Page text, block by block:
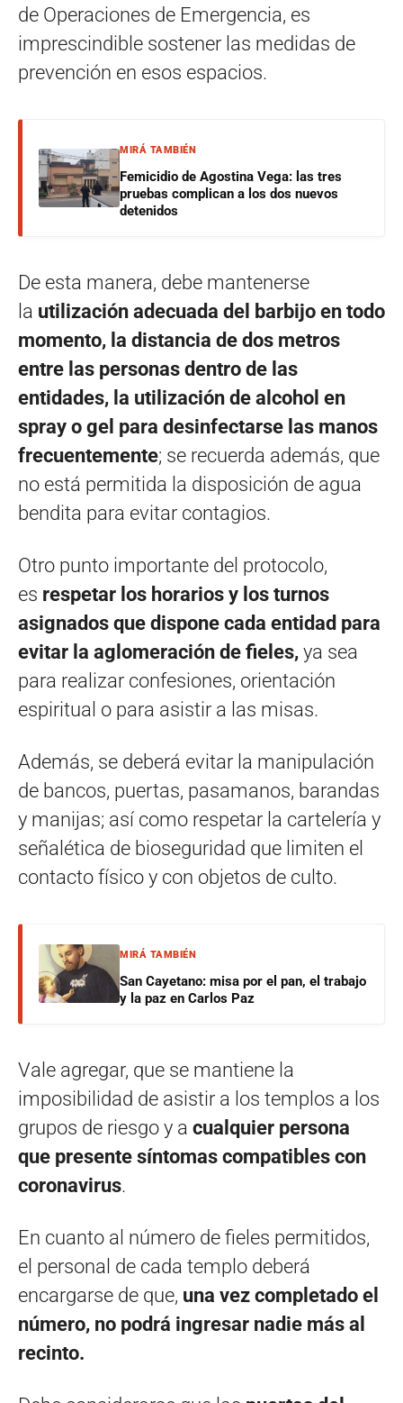
de Operaciones de Emergencia, es
imprescindible sostener las medidas de
prevención en esos espacios.
MIRÁ TAMBIÉN
Femicidio de Agostina Vega: las tres
pruebas complican a los dos nuevos
detenidos
De esta manera, debe mantenerse
la utilización adecuada del barbijo en todo
momento, la distancia de dos metros
entre las personas dentro de las
entidades, la utilización de alcohol en
spray o gel para desinfectarse las manos
frecuentemente; se recuerda además, que
no está permitida la disposición de agua
bendita para evitar contagios.
Otro punto importante del protocolo,
es respetar los horarios y los turnos
asignados que dispone cada entidad para
evitar la aglomeración de fieles, ya sea
para realizar confesiones, orientación
espiritual o para asistir a las misas.
Además, se deberá evitar la manipulación
de bancos, puertas, pasamanos, barandas
y manijas; así como respetar la cartelería y
señalética de bioseguridad que limiten el
contacto físico y con objetos de culto.
MIRÁ TAMBIÉN
San Cayetano: misa por el pan, el trabajo
y la paz en Carlos Paz
Vale agregar, que se mantiene la
imposibilidad de asistir a los templos a los
grupos de riesgo y a cualquier persona
que presente síntomas compatibles con
coronavirus.
En cuanto al número de fieles permitidos,
el personal de cada templo deberá
encargarse de que, una vez completado el
número, no podrá ingresar nadie más al
recinto.